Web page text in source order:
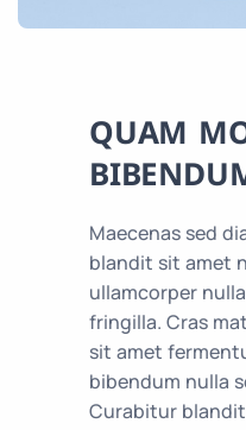
QUAM
Maecenas sed
blandit sit amet
ullamcorper
fringilla. Cras
sit amet
bibendum nulla
Curabitur